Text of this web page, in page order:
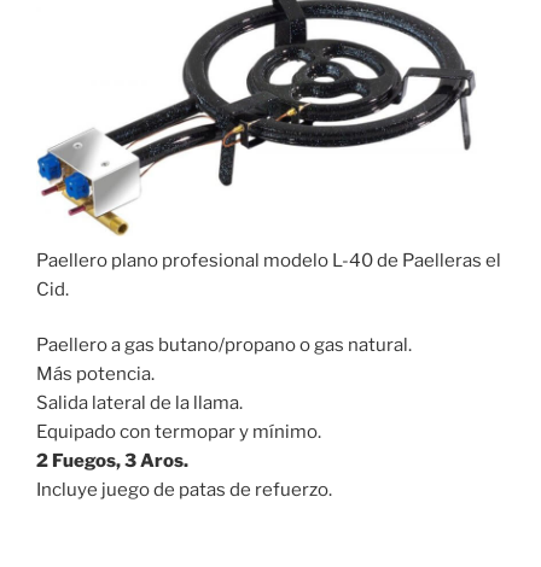
Paellero plano profesional modelo L-40 de Paelleras el
Cid.
Paellero a gas butano/propano o gas natural.
Más potencia.
Salida lateral de la llama.
Equipado con termopar y mínimo.
2 Fuegos, 3 Aros.
Incluye juego de patas de refuerzo.